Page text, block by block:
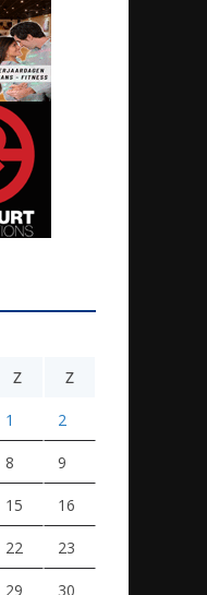
Z Z
1 2
8 9
15 16
22 23
29 30